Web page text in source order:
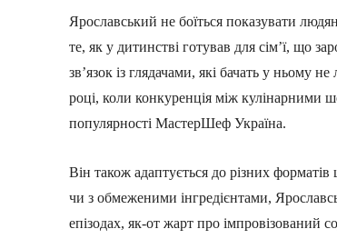
Ярославський не боїться показувати
те, як у дитинстві готував для сім’ї, що
зв’язок із глядачами, які бачать у
році, коли конкуренція між кулінарними
популярності МастерШеф Україна.
Він також адаптується до різних
чи з обмеженими інгредієнтами,
епізодах, як-от жарт про імпровізований